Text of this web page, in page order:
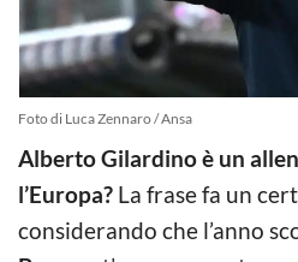
Foto di Luca Zennaro / Ansa
Alberto Gilardino è un
l’Europa? La frase fa un
considerando che l’anno